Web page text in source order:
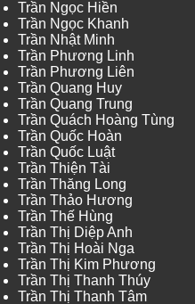
Trần Ngọc Hiền
Trần Ngọc Khanh
Trần Nhật Minh
Trần Phương Linh
Trần Phương Liên
Trần Quang Huy
Trần Quang Trung
Trần Quách Hoàng Tùng
Trần Quốc Hoàn
Trần Quốc Luật
Trần Thiện Tài
Trần Thăng Long
Trần Thảo Hương
Trần Thế Hùng
Trần Thị Diệp Anh
Trần Thị Hoài Nga
Trần Thị Kim Phương
Trần Thị Thanh Thúy
Trần Thị Thanh Tâm